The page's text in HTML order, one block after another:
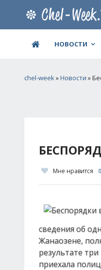
НОВОСТИ
chel-week»Новости »
Мне нравится 0
сведения об
Жанаозене,
результате
приехала